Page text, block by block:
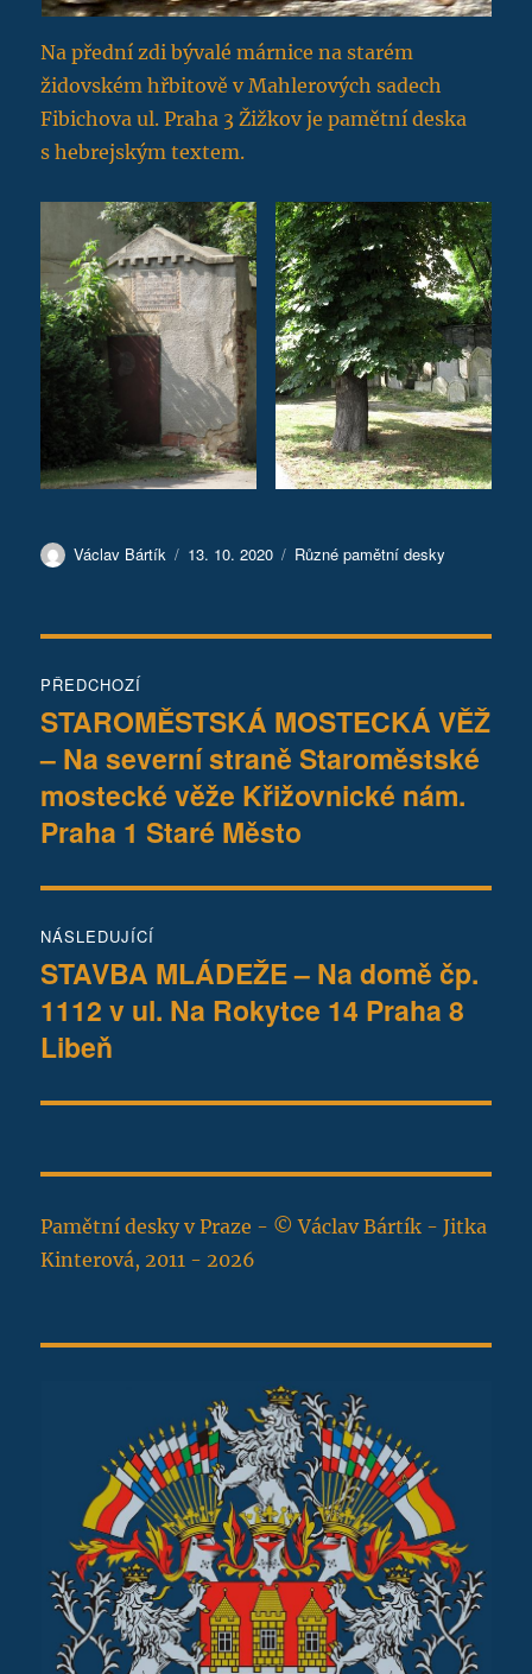
Na přední zdi bývalé márnice na starém
židovském hřbitově v Mahlerových sadech
Fibichova ul. Praha 3 Žižkov je pamětní deska
s hebrejským textem.
Autor:
Václav Bártík Publikováno:
13. 10. 2020 Rubriky:
Různé pamětní desky
pro
příspěvek
PŘEDCHOZÍ
Předchozí
příspěvek:
STAROMĚSTSKÁ MOSTECKÁ VĚŽ
– Na severní straně Staroměstské
mostecké věže Křižovnické nám.
Praha 1 Staré Město
NÁSLEDUJÍCÍ
Následující
příspěvek:
STAVBA MLÁDEŽE – Na domě čp.
1112 v ul. Na Rokytce 14 Praha 8
Libeň
Pamětní desky v Praze - © Václav Bártík - Jitka
Kinterová, 2011 - 2026